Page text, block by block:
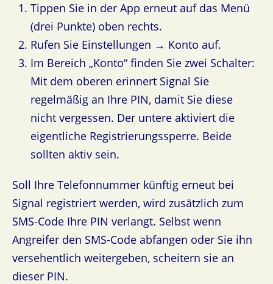
Tippen Sie in der App erneut auf das Menü
(drei Punkte) oben rechts.
Rufen Sie Einstellungen → Konto auf.
Im Bereich „Konto“ finden Sie zwei Schalter:
Mit dem oberen erinnert Signal Sie
regelmäßig an Ihre PIN, damit Sie diese
nicht vergessen. Der untere aktiviert die
eigentliche Registrierungssperre. Beide
sollten aktiv sein.
Soll Ihre Telefonnummer künftig erneut bei
Signal registriert werden, wird zusätzlich zum
SMS-Code Ihre PIN verlangt. Selbst wenn
Angreifer den SMS-Code abfangen oder Sie ihn
versehentlich weitergeben, scheitern sie an
dieser PIN.